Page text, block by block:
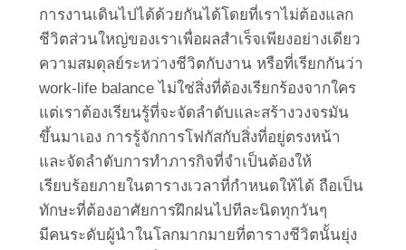
การงานเดินไปได้ด้วยกันได้โดยที่เราไม่ต้องแลก
ชีวิตส่วนใหญ่ของเราเพื่อผลสำเร็จเพียงอย่างเดียว
ความสมดุลย์ระหว่างชีวิตกับงาน หรือที่เรียกกันว่า
work-life balance ไม่ใช่สิ่งที่ต้องเรียกร้องจากใคร
แต่เราต้องเรียนรู้ที่จะจัดลำดับและสร้างวงจรมัน
ขึ้นมาเอง การรู้จักการโฟกัสกับสิ่งที่อยู่ตรงหน้า
และจัดลำดับการทำภารกิจที่จำเป็นต้องให้
เรียบร้อยภายในตารางเวลาที่กำหนดให้ได้ ถือเป็น
ทักษะที่ต้องอาศัยการฝึกฝนไปทีละนิดทุกวันๆ
มีคนระดับผู้นำในโลกมากมายที่ตารางชีวิตนั้นยุ่ง